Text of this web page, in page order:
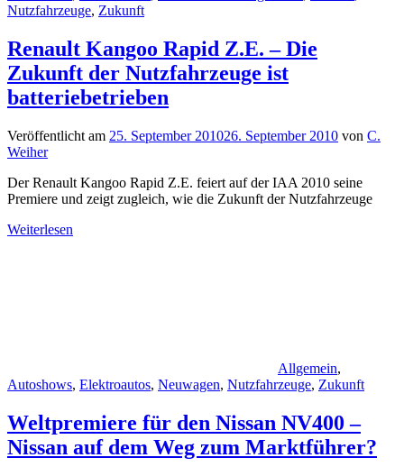
Nutzfahrzeuge, Zukunft
Renault Kangoo Rapid Z.E. – Die
Zukunft der Nutzfahrzeuge ist
batteriebetrieben
Veröffentlicht am 25. September 201026. September 2010 von C.
Weiher
Der Renault Kangoo Rapid Z.E. feiert auf der IAA 2010 seine
Premiere und zeigt zugleich, wie die Zukunft der Nutzfahrzeuge
Weiterlesen
Allgemein,
Autoshows, Elektroautos, Neuwagen, Nutzfahrzeuge, Zukunft
Weltpremiere für den Nissan NV400 –
Nissan auf dem Weg zum Marktführer?